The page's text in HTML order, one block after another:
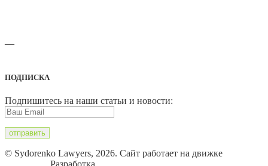
—
ПОДПИСКА
Подпишитесь на наши статьи и новости:
© Sydorenko Lawyers, 2026. Сайт работает на движке
. Разработка